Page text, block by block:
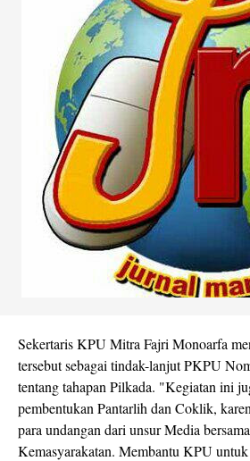
Sekertaris KPU Mitra Fajri Monoarfa
tersebut sebagai tindak-lanjut PKPU
tentang tahapan Pilkada. "Kegiatan ini
pembentukan Pantarlih dan Coklik,
para undangan dari unsur Media
Kemasyarakatan. Membantu KPU